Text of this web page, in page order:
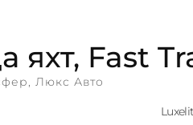
яхт, Fast
Люкс Авто